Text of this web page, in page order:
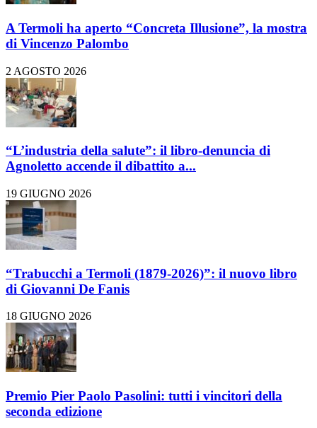
A Termoli ha aperto “Concreta Illusione”, la mostra
di Vincenzo Palombo
2 AGOSTO 2026
“L’industria della salute”: il libro-denuncia di
Agnoletto accende il dibattito a...
19 GIUGNO 2026
“Trabucchi a Termoli (1879-2026)”: il nuovo libro
di Giovanni De Fanis
18 GIUGNO 2026
Premio Pier Paolo Pasolini: tutti i vincitori della
seconda edizione